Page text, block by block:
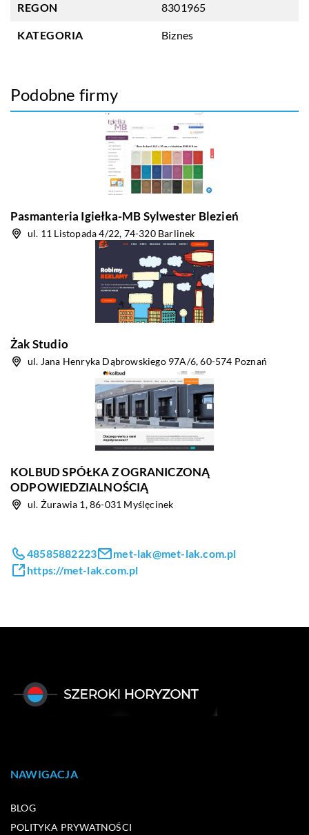
REGON 8301965
KATEGORIA Biznes
Podobne firmy
Pasmanteria Igiełka-MB Sylwester Blezień
ul. 11 Listopada 4/22, 74-320 Barlinek
Żak Studio
ul. Jana Henryka Dąbrowskiego 97A/6, 60-574 Poznań
KOLBUD SPÓŁKA Z OGRANICZONĄ
ODPOWIEDZIALNOŚCIĄ
ul. Żurawia 1, 86-031 Myślęcinek
48585882223
met-lak@met-lak.com.pl
https://met-lak.com.pl
NAWIGACJA
BLOG
POLITYKA PRYWATNOŚCI